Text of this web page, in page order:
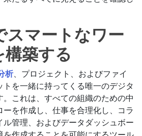
スマートなワー
築する
析、プロジェクト、およびファイ
トを一緒に持ってくる唯一のデジタ
。これは、すべての組織のための中
ーを作成し、仕事を合理化し、コラ
管理、およびデータダッシュボー